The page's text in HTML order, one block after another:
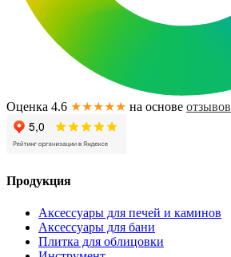
Оценка 4.6 ★★★★★ на основе отзывов
Продукция
Аксессуары для печей и каминов
Аксессуары для бани
Плитка для облицовки